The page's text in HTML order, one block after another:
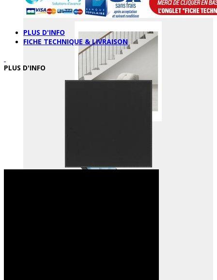
FAUTEUILS
PLUS D'INFO
FICHE TECHNIQUE & LIVRAISON
PLUS D'INFO